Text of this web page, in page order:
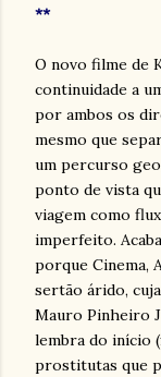
**
O novo filme de
continuidade a
por ambos os
mesmo que
um percurso
ponto de vista
viagem como
imperfeito.
porque Cinema,
sertão árido,
Mauro Pinheiro
lembra do início
prostitutas que